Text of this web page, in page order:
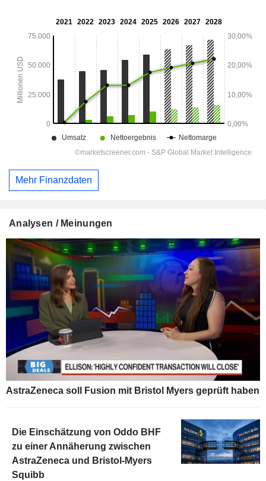
Mehr Finanzdaten
Analysen / Meinungen
AstraZeneca soll Fusion mit Bristol Myers geprüft haben
Die Einschätzung von Oddo BHF
zu einer Annäherung zwischen
AstraZeneca und Bristol-Myers
Squibb